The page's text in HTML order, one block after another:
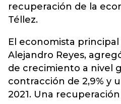
recuperación de la
Téllez.
El economista
Alejandro Reyes,
de crecimiento a nivel
contracción de 2,9% y
2021. Una